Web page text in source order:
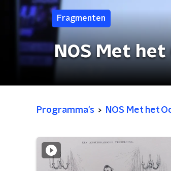
Fragmenten
NOS Met het
Programma's NOS Met het